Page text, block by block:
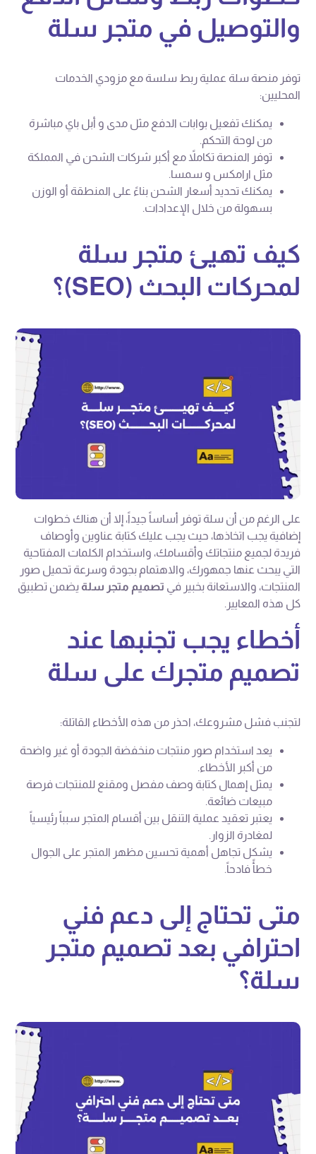
والتوصيل في متجر سلة
توفر منصة سلة عملية ربط سلسة مع مزودي الخدمات
المحليين:
يمكنك تفعيل بوابات الدفع مثل مدى و أبل باي مباشرة
من لوحة التحكم.
توفر المنصة تكاملاً مع أكبر شركات الشحن في المملكة
مثل ارامكس و سمسا.
يمكنك تحديد أسعار الشحن بناءً على المنطقة أو الوزن
بسهولة من خلال الإعدادات.
كيف تهيئ متجر سلة
لمحركات البحث (SEO)؟
على الرغم من أن سلة توفر أساساً جيداً، إلا أن هناك خطوات
إضافية يجب اتخاذها، حيث يجب عليك كتابة عناوين وأوصاف
فريدة لجميع منتجاتك وأقسامك، واستخدام الكلمات المفتاحية
التي يبحث عنها جمهورك، والاهتمام بجودة وسرعة تحميل صور
المنتجات، والاستعانة بخبير في تصميم متجر سلة يضمن تطبيق
كل هذه المعايير.
أخطاء يجب تجنبها عند
تصميم متجرك على سلة
لتجنب فشل مشروعك، احذر من هذه الأخطاء القاتلة:
يعد استخدام صور منتجات منخفضة الجودة أو غير واضحة
من أكبر الأخطاء.
يمثل إهمال كتابة وصف مفصل ومقنع للمنتجات فرصة
مبيعات ضائعة.
يعتبر تعقيد عملية التنقل بين أقسام المتجر سبباً رئيسياً
لمغادرة الزوار.
يشكل تجاهل أهمية تحسين مظهر المتجر على الجوال
خطأً فادحاً.
متى تحتاج إلى دعم فني
احترافي بعد تصميم متجر
سلة؟